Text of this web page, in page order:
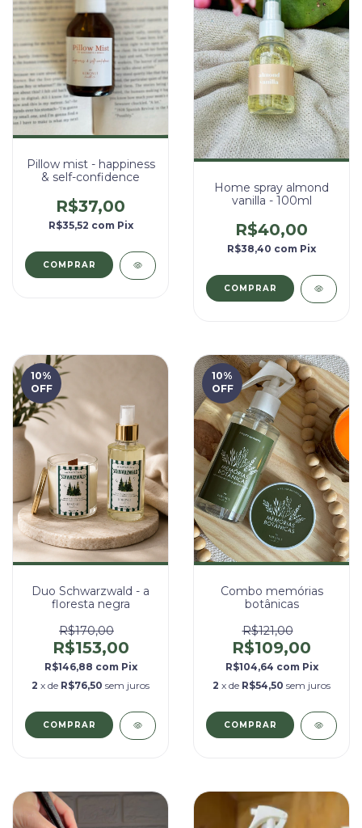
Pillow mist - happiness
& self-confidence
R$37,00
R$35,52 com Pix
Home spray almond
vanilla - 100ml
R$40,00
R$38,40 com Pix
10%
OFF
Duo Schwarzwald - a
floresta negra
R$170,00
R$153,00
R$146,88 com Pix
2 x de R$76,50 sem juros
10%
OFF
Combo memórias
botânicas
R$121,00
R$109,00
R$104,64 com Pix
2 x de R$54,50 sem juros